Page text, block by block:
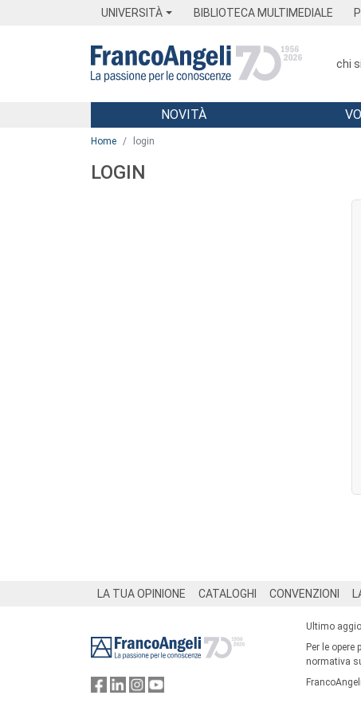
UNIVERSITÀ BIBLIOTECA MULTIMEDIALE
chi
Menu
NOVITÀ
Home login
LOGIN
LA TUA OPINIONE CATALOGHI CONVENZIONI
Ultimo
Per le
normativa